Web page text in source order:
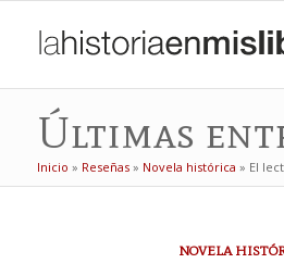
Últimas
Inicio » Reseñas» Novela histórica » El
NOVELA